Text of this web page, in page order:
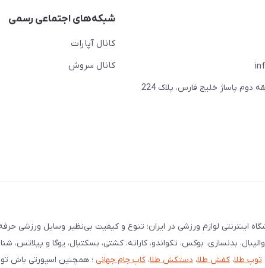
دوم پاساژ خلیج فارس، پلاک 224
شبکه‌های اجتماعی رسمی
کانال آپارات
کانال سروش
اینترنتی لوازم ورزشی در ایران؛ تنوع و کیفیت بی‌نظیر وسایل ورزشی
بدنسازی، بوکس، تکواندو، کاراته، کشتی، بسکتبال، یوگا و
توپ طلا، کفش طلا، دستکش طلا، کاپ جام جهانی ؛ همچنین اسپورتی باش